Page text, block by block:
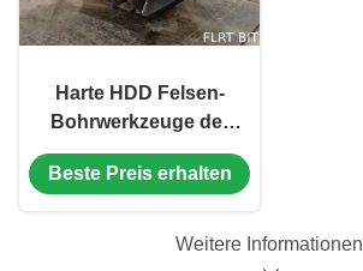
Harte HDD Felsen-
Bohrwerkzeuge der
HDD-Loch-Öffner-für
Trenchless-Loch-
TCI-Rollen-Kegel
Beste Preis erhalten
Weitere Informationen